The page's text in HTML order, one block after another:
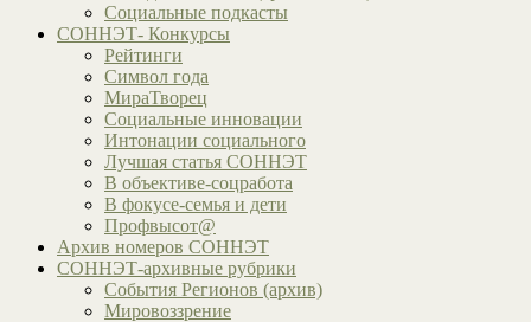
Социальные подкасты
СОННЭТ- Конкурсы
Рейтинги
Символ года
МираТворец
Социальные инновации
Интонации социального
Лучшая статья СОННЭТ
В объективе-соцработа
В фокусе-семья и дети
Профвысот@
Архив номеров СОННЭТ
СОННЭТ-архивные рубрики
События Регионов (архив)
Мировоззрение